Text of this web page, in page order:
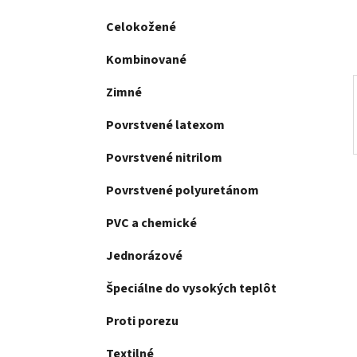
Celokožené
Kombinované
Zimné
Povrstvené latexom
Povrstvené nitrilom
Povrstvené polyuretánom
PVC a chemické
Jednorázové
Špeciálne do vysokých teplôt
Proti porezu